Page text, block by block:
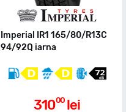
Imperial IR1 165/80/R13C
94/92Q iarna
31000 lei